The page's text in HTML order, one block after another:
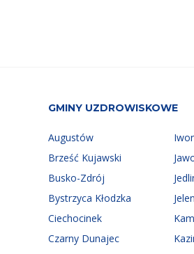
GMINY UZDROWISKOWE
Augustów
Brześć Kujawski
Busko-Zdrój
Bystrzyca Kłodzka
Ciechocinek
Czarny Dunajec